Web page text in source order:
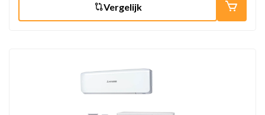
Vergelijk